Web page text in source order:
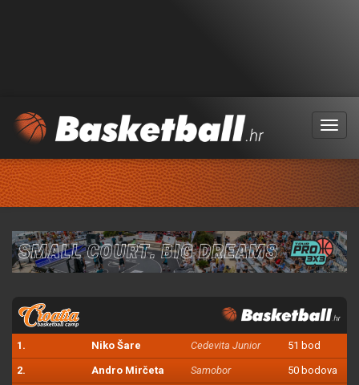
Menu
1. Niko Šare Cedevita Junior 51 bod
2. Andro Mirčeta Samobor 50 bodova